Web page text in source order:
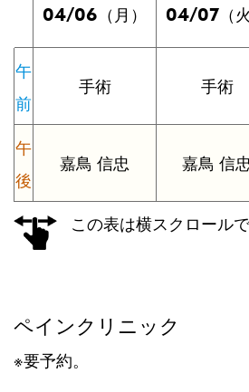
04/06 （月） 04/07 （
午
前
手術 手術
午
後
嘉鳥 信忠 嘉鳥 信忠
この表は横スクロール
ペインクリニック
※要予約。